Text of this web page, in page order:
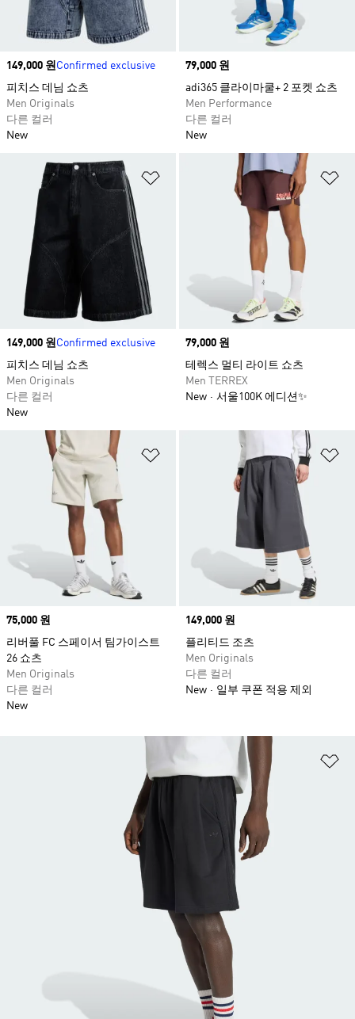
Price
149,000 원Confirmed exclusive
피치스 데님 쇼츠​
Men Originals
다른 컬러
New
Price
79,000 원
adi365 클라이마쿨+ 2 포켓 쇼츠
Men Performance
다른 컬러
New
위시리스트 담기
Price
149,000 원Confirmed exclusive
피치스 데님 쇼츠​
Men Originals
다른 컬러
New
Price
79,000 원
테렉스 멀티 라이트 쇼츠
Men TERREX
New
서울100K 에디션✨
위시리스트 담기
Price
75,000 원
리버풀 FC 스페이서 팀가이스트
26 쇼츠
Men Originals
다른 컬러
New
Price
149,000 원
플리티드 조츠
Men Originals
다른 컬러
New
일부 쿠폰 적용 제외